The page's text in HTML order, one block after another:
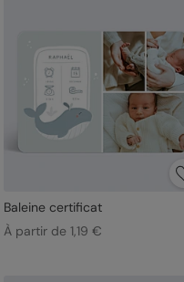
Baleine certificat
À partir de 1,19 €